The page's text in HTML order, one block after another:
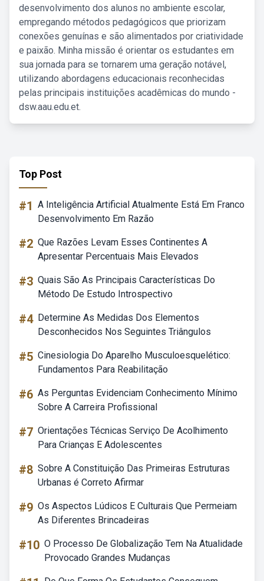
desenvolvimento dos alunos no ambiente escolar,
empregando métodos pedagógicos que priorizam
conexões genuínas e são alimentados por criatividade
e paixão. Minha missão é orientar os estudantes em
sua jornada para se tornarem uma geração notável,
utilizando abordagens educacionais reconhecidas
pelas principais instituições acadêmicas do mundo -
dsw.aau.edu.et.
Top Post
#1 A Inteligência Artificial Atualmente Está Em Franco
Desenvolvimento Em Razão
#2 Que Razões Levam Esses Continentes A
Apresentar Percentuais Mais Elevados
#3 Quais São As Principais Características Do
Método De Estudo Introspectivo
#4 Determine As Medidas Dos Elementos
Desconhecidos Nos Seguintes Triângulos
#5 Cinesiologia Do Aparelho Musculoesquelético:
Fundamentos Para Reabilitação
#6 As Perguntas Evidenciam Conhecimento Mínimo
Sobre A Carreira Profissional
#7 Orientações Técnicas Serviço De Acolhimento
Para Crianças E Adolescentes
#8 Sobre A Constituição Das Primeiras Estruturas
Urbanas é Correto Afirmar
#9 Os Aspectos Lúdicos E Culturais Que Permeiam
As Diferentes Brincadeiras
#10 O Processo De Globalização Tem Na Atualidade
Provocado Grandes Mudanças